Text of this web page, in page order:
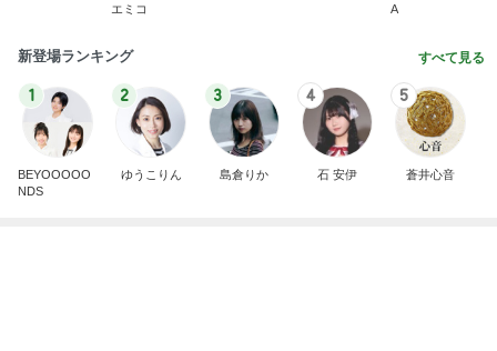
エミコ
A
新登場ランキング すべて見る
1
BEYOOOOO
NDS
2
ゆうこりん
3
島倉りか
4
石 安伊
5
蒼井心音